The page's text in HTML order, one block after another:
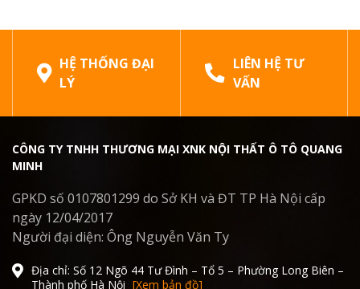
HỆ THỐNG ĐẠI
LÝ
LIÊN HỆ TƯ
VẤN
CÔNG TY TNHH THƯƠNG MẠI XNK NỘI THẤT Ô TÔ QUANG
MINH
GPKD số 0107801299 do Sở KH và ĐT TP Hà Nội cấp
ngày 12/04/2017
Người đại diện: Ông Nguyễn Văn Ty
Địa chỉ: Số 12 Ngõ 44 Tư Đình – Tổ 5 – Phường Long Biên –
Thành phố Hà Nội [Xem bản đồ]